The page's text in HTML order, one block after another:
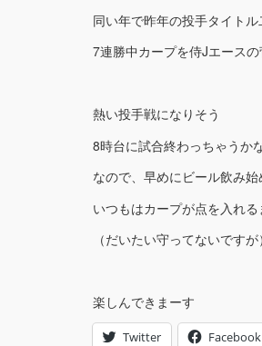
同い年で昨年の投手タイトル
7連勝中カープを侍Jエース
熱い投手戦になりそう
8時台に試合終わっちゃうか
なので、早めにビール飲み始
いつもはカープが点を入れ
（だいたい守ってないですが）
楽しんできまーす
Twitter Facebook